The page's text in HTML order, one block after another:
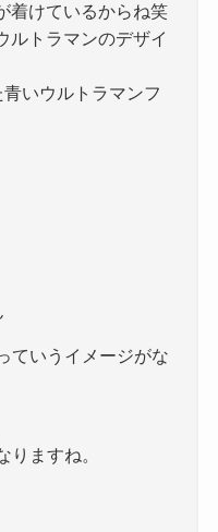
着けているからね笑
ルトラマンのデザイ
いウルトラマンフ
ていうイメージがな
りますね。